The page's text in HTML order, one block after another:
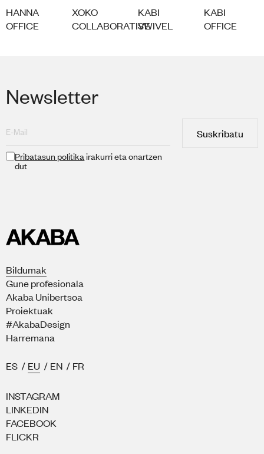
HANNA
OFFICE
XOKO
COLLABORATIVE
KABI
SWIVEL
KABI
OFFICE
Newsletter
Pribatasun politikairakurri eta onartzen
dut
Suskribatu
INSTAGRAM
LINKEDIN
FACEBOOK
FLICKR
Bildumak
Gune profesionala
Akaba Unibertsoa
Proiektuak
#AkabaDesign
Harremana
ES / EU / EN / FR